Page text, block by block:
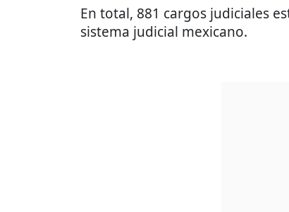
En total, 881 cargos judiciales
sistema judicial mexicano.